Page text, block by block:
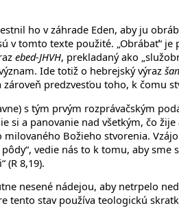
ho v záhrade Eden, aby ju
v tomto texte použité. „Obrábať“
ebed-JHVH, prekladaný ako
Ide totiž o hebrejský výraz
predzvesťou toho, k čomu
s tým prvým rozprávačským
a panovanie nad všetkým, čo
Božieho stvorenia.
vedie nás to k tomu, aby
(R 8,19).
nesené nádejou, aby netrpelo
tento stav používa teologickú